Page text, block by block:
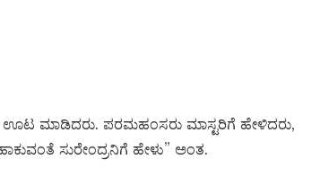
ಊಟ ಮಾಡಿದರು. ಪರಮಹಂಸರು ಮಾಸ್ಟರಿಗೆ ಹೇಳಿದರು,
ಸುರೇಂದ್ರನಿಗೆ ಹೇಳು” ಅಂತ.